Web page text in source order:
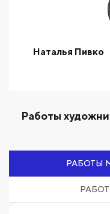
Наталья Пивко
Работы
РАБОТЫ